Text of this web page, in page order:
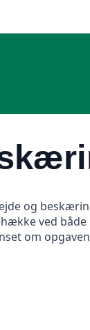
og
ved
om